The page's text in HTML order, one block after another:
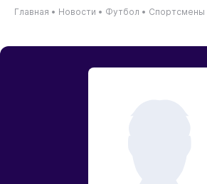
Главная • Новости • Футбол • Спортсмены